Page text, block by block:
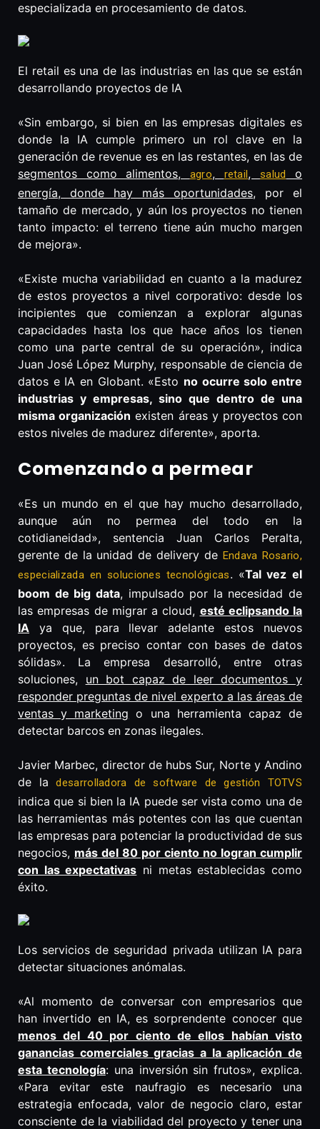
especializada en procesamiento de datos.
El retail es una de las industrias en las que se están
desarrollando proyectos de IA
«Sin embargo, si bien en las empresas digitales es
donde la IA cumple primero un rol clave en la
generación de revenue es en las restantes, en las de
segmentos como alimentos, agro, retail , salud
o
energía, donde hay más oportunidades, por el
tamaño de mercado, y aún los proyectos no tienen
tanto impacto: el terreno tiene aún mucho margen
de mejora».
«Existe mucha variabilidad en cuanto a la madurez
de estos proyectos a nivel corporativo: desde los
incipientes que comienzan a explorar algunas
capacidades hasta los que hace años los tienen
como una parte central de su operación», indica
Juan José López Murphy, responsable de ciencia de
datos e IA en Globant. «Esto no ocurre solo entre
industrias y empresas, sino que dentro de una
misma organización existen áreas y proyectos con
estos niveles de madurez diferente», aporta.
Comenzando a permear
«Es un mundo en el que hay mucho desarrollado,
aunque aún no permea del todo en la
cotidianeidad», sentencia Juan Carlos Peralta,
gerente de la unidad de delivery de Endava Rosario,
especializada en soluciones tecnológicas. «Tal vez el
boom de big data, impulsado por la necesidad de
las empresas de migrar a cloud, esté eclipsando la
IA ya que, para llevar adelante estos nuevos
proyectos, es preciso contar con bases de datos
sólidas». La empresa desarrolló, entre otras
soluciones, un bot capaz de leer documentos y
responder preguntas de nivel experto a las áreas de
ventas y marketing o una herramienta capaz de
detectar barcos en zonas ilegales.
Javier Marbec, director de hubs Sur, Norte y Andino
de ladesarrolladora de software de gestión TOTVS
indica que si bien la IA puede ser vista como una de
las herramientas más potentes con las que cuentan
las empresas para potenciar la productividad de sus
negocios, más del 80 por ciento no logran cumplir
con las expectativas ni metas establecidas como
éxito.
Los servicios de seguridad privada utilizan IA para
detectar situaciones anómalas.
«Al momento de conversar con empresarios que
han invertido en IA, es sorprendente conocer que
menos del 40 por ciento de ellos habían visto
ganancias comerciales gracias a la aplicación de
esta tecnología: una inversión sin frutos», explica.
«Para evitar este naufragio es necesario una
estrategia enfocada, valor de negocio claro, estar
consciente de la viabilidad del proyecto y tener una